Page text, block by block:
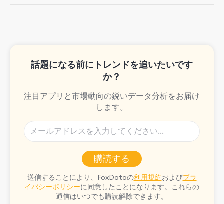
話題になる前にトレンドを追いたいです
か？
注目アプリと市場動向の鋭いデータ分析をお届け
します。
購読する
送信することにより、FoxDataの利用規約およびプラ
イバシーポリシーに同意したことになります。これらの
通信はいつでも購読解除できます。